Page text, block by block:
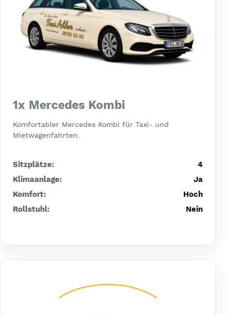
1x Mercedes Kombi
Komfortabler Mercedes Kombi für Taxi- und
Mietwagenfahrten.
Sitzplätze:
4
Klimaanlage:
Ja
Komfort:
Hoch
Rollstuhl:
Nein